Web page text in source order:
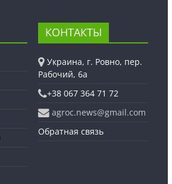
КОНТАКТЫ
Украина, г. Ровно, пер.
Рабочий, 6а
+38 067 364 71 72
agroc.news@gmail.com
Обратная связь